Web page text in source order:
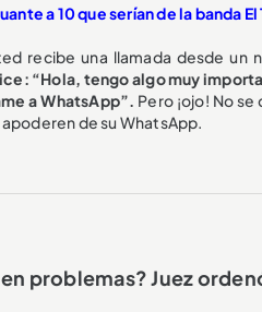
a 10 que serían de la banda El
recibe una llamada desde
“Hola, tengo algo muy
a WhatsApp”. Pero ¡ojo! No
de su WhatsApp.
problemas? Juez